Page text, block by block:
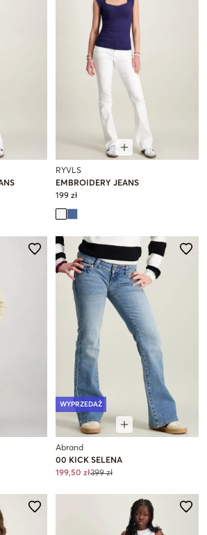
RYVLS
EMBROIDERY JEANS
199 zł
WYPRZEDAŻ
Abrand
00 KICK SELENA
199,50 zł399 zł